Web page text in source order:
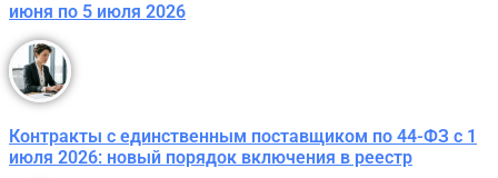
июня по 5 июля 2026
Контракты с единственным поставщиком по 44-ФЗ с 1
июля 2026: новый порядок включения в реестр